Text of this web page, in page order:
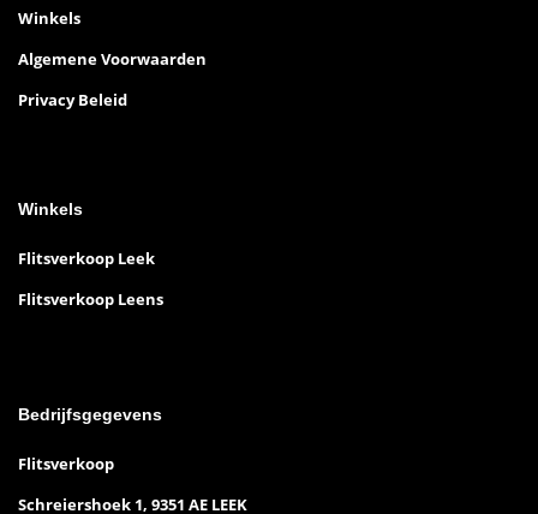
Winkels
Algemene Voorwaarden
Privacy Beleid
Winkels
Flitsverkoop Leek
Flitsverkoop Leens
Bedrijfsgegevens
Flitsverkoop
Schreiershoek 1, 9351 AE LEEK